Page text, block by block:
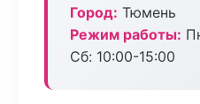
Город: Тюмень
Режим работы:
Сб: 10:00-15:00